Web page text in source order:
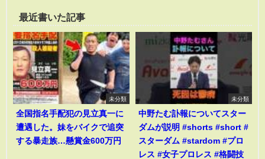
最近書いた記事
未分類
全国指名手配犯の見立真一に
遭遇した。妹をバイクで追突
する暴走族…懸賞金600万円
未分類
中野たむ訃報についてスター
ダムが説明 #shorts #short #
スターダム #stardom #プロ
レス #女子プロレス #格闘技